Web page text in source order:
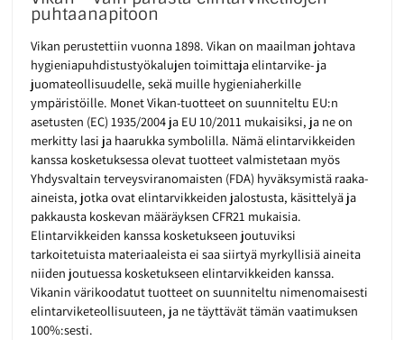
puhtaanapitoon
Vikan perustettiin vuonna 1898. Vikan on maailman johtava
hygieniapuhdistustyökalujen toimittaja elintarvike- ja
juomateollisuudelle, sekä muille hygieniaherkille
ympäristöille. Monet Vikan-tuotteet on suunniteltu EU:n
asetusten (EC) 1935/2004 ja EU 10/2011 mukaisiksi, ja ne on
merkitty lasi ja haarukka symbolilla. Nämä elintarvikkeiden
kanssa kosketuksessa olevat tuotteet valmistetaan myös
Yhdysvaltain terveysviranomaisten (FDA) hyväksymistä raaka-
aineista, jotka ovat elintarvikkeiden jalostusta, käsittelyä ja
pakkausta koskevan määräyksen CFR21 mukaisia.
Elintarvikkeiden kanssa kosketukseen joutuviksi
tarkoitetuista materiaaleista ei saa siirtyä myrkyllisiä aineita
niiden joutuessa kosketukseen elintarvikkeiden kanssa.
Vikanin värikoodatut tuotteet on suunniteltu nimenomaisesti
elintarviketeollisuuteen, ja ne täyttävät tämän vaatimuksen
100%:sesti.